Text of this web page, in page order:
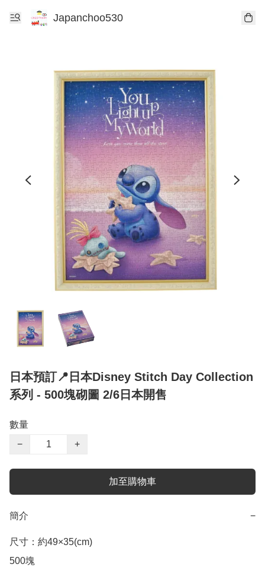
Japanchoo530
日本預訂📍日本Disney Stitch Day Collection
系列 - 500塊砌圖 2/6日本開售
數量
−
+
加至購物車
簡介 −
尺寸：約49×35(cm)
500塊